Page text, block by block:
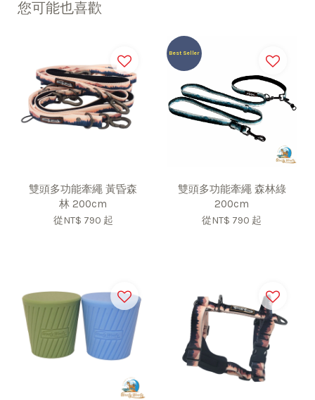
您可能也喜歡
雙頭多功能牽繩 黃昏森
林 200cm
從NT$ 790 起
Best Seller
雙頭多功能牽繩 森林綠
200cm
從NT$ 790 起